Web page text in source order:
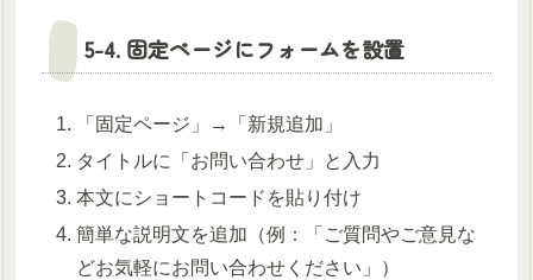
5-4. 固定ページにフォームを設置
「固定ページ」→「新規追加」
タイトルに「お問い合わせ」と入力
本文にショートコードを貼り付け
簡単な説明文を追加（例：「ご質問やご意見な
どお気軽にお問い合わせください」）